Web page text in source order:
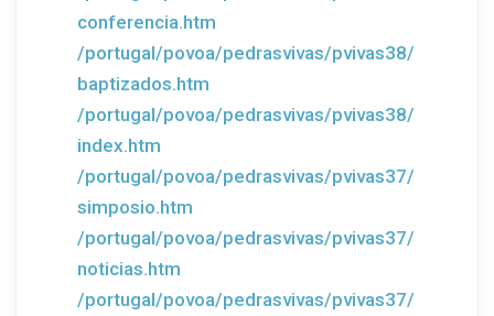
conferencia.htm
/portugal/povoa/pedrasvivas/pvivas38/
baptizados.htm
/portugal/povoa/pedrasvivas/pvivas38/
index.htm
/portugal/povoa/pedrasvivas/pvivas37/
simposio.htm
/portugal/povoa/pedrasvivas/pvivas37/
noticias.htm
/portugal/povoa/pedrasvivas/pvivas37/